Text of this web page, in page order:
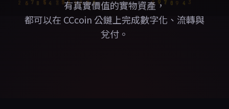
有真實價值的實物資產，
都可以在 CCcoin 公鏈上完成數字化、流轉與
兌付。